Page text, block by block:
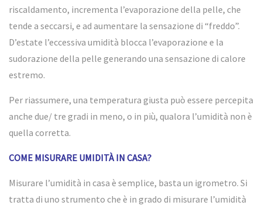
riscaldamento, incrementa l’evaporazione della pelle, che
tende a seccarsi, e ad aumentare la sensazione di “freddo”.
D’estate l’eccessiva umidità blocca l’evaporazione e la
sudorazione della pelle generando una sensazione di calore
estremo.
Per riassumere, una temperatura giusta può essere percepita
anche due/ tre gradi in meno, o in più, qualora l’umidità non è
quella corretta.
COME MISURARE UMIDITÀ IN CASA?
Misurare l’umidità in casa è semplice, basta un igrometro. Si
tratta di uno strumento che è in grado di misurare l’umidità